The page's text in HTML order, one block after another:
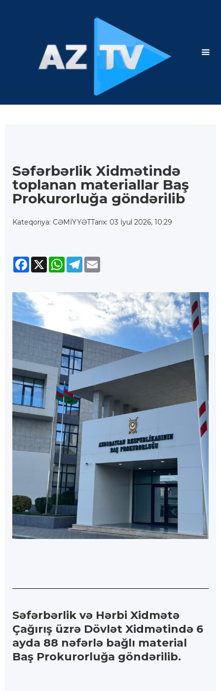
Səfərbərlik Xidmətində
toplanan materiallar Baş
Prokurorluğa göndərilib
Kateqoriya: CƏMİYYƏTTarix: 03 İyul 2026, 10:29
Facebook
X WhatsApp
Telegram
Səfərbərlik və Hərbi Xidmətə
Çağırış üzrə Dövlət Xidmətində 6
ayda 88 nəfərlə bağlı material
Baş Prokurorluğa göndərilib.